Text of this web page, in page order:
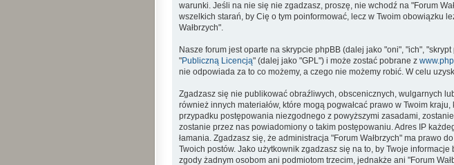
warunki. Jeśli na nie się nie zgadzasz, proszę, nie wchodź na "Forum
wszelkich starań, by Cię o tym poinformować, lecz w Twoim obowiązku
Wałbrzych".
Nasze forum jest oparte na skrypcie phpBB (dalej jako "oni", "ich",
"Publiczną Licencją" (dalej jako "GPL") i może zostać pobrane z
nie odpowiada za to co możemy, a czego nie możemy robić. W celu
Zgadzasz się nie publikować obraźliwych, obscenicznych, wulgarnych
również innych materiałów, które mogą pogwałcać prawo w Twoim
przypadku postępowania niezgodnego z powyższymi zasadami,
zostanie przez nas powiadomiony o takim postępowaniu. Adres IP
łamania. Zgadzasz się, że administracja "Forum Wałbrzych" ma prawo
Twoich postów. Jako użytkownik zgadzasz się na to, by Twoje
zgody żadnym osobom ani podmiotom trzecim, jednakże ani "Forum